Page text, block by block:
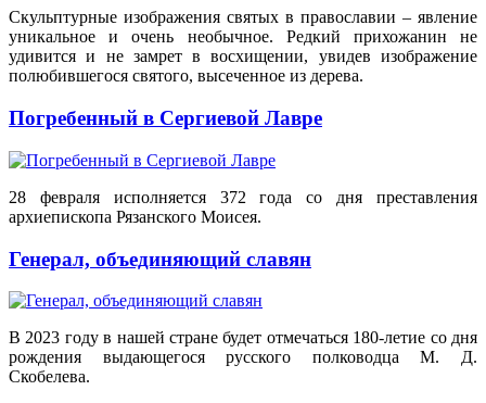
Скульптурные изображения святых в православии – явление
уникальное и очень необычное. Редкий прихожанин не
удивится и не замрет в восхищении, увидев изображение
полюбившегося святого, высеченное из дерева.
Погребенный в Сергиевой Лавре
28 февраля исполняется 372 года со дня преставления
архиепископа Рязанского Моисея.
Генерал, объединяющий славян
В 2023 году в нашей стране будет отмечаться 180-летие со дня
рождения выдающегося русского полководца М. Д.
Скобелева.